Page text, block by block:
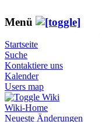
Menü
Startseite
Suche
Kontaktiere uns
Kalender
Users map
Wiki
Wiki-Home
Neueste Änderungen